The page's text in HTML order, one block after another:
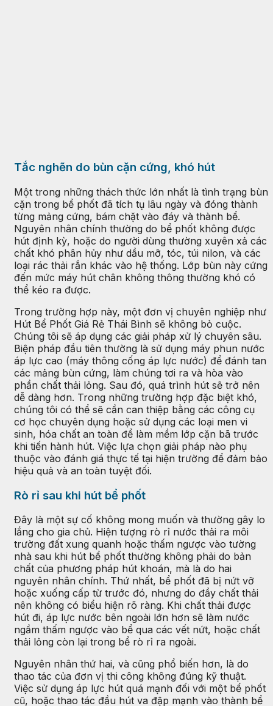
Tắc nghẽn do bùn cặn cứng, khó hút
Một trong những thách thức lớn nhất là tình trạng bùn
cặn trong bể phốt đã tích tụ lâu ngày và đóng thành
từng mảng cứng, bám chặt vào đáy và thành bể.
Nguyên nhân chính thường do bể phốt không được
hút định kỳ, hoặc do người dùng thường xuyên xả các
chất khó phân hủy như dầu mỡ, tóc, túi nilon, và các
loại rác thải rắn khác vào hệ thống. Lớp bùn này cứng
đến mức máy hút chân không thông thường khó có
thể kéo ra được.
Trong trường hợp này, một đơn vị chuyên nghiệp như
Hút Bể Phốt Giá Rẻ Thái Bình sẽ không bỏ cuộc.
Chúng tôi sẽ áp dụng các giải pháp xử lý chuyên sâu.
Biện pháp đầu tiên thường là sử dụng máy phun nước
áp lực cao (máy thông cống áp lực nước) để đánh tan
các mảng bùn cứng, làm chúng tơi ra và hòa vào
phần chất thải lỏng. Sau đó, quá trình hút sẽ trở nên
dễ dàng hơn. Trong những trường hợp đặc biệt khó,
chúng tôi có thể sẽ cần can thiệp bằng các công cụ
cơ học chuyên dụng hoặc sử dụng các loại men vi
sinh, hóa chất an toàn để làm mềm lớp cặn bã trước
khi tiến hành hút. Việc lựa chọn giải pháp nào phụ
thuộc vào đánh giá thực tế tại hiện trường để đảm bảo
hiệu quả và an toàn tuyệt đối.
Rò rỉ sau khi hút bể phốt
Đây là một sự cố không mong muốn và thường gây lo
lắng cho gia chủ. Hiện tượng rò rỉ nước thải ra môi
trường đất xung quanh hoặc thấm ngược vào tường
nhà sau khi hút bể phốt thường không phải do bản
chất của phương pháp hút khoán, mà là do hai
nguyên nhân chính. Thứ nhất, bể phốt đã bị nứt vỡ
hoặc xuống cấp từ trước đó, nhưng do đầy chất thải
nên không có biểu hiện rõ ràng. Khi chất thải được
hút đi, áp lực nước bên ngoài lớn hơn sẽ làm nước
ngầm thấm ngược vào bể qua các vết nứt, hoặc chất
thải lỏng còn lại trong bể rò rỉ ra ngoài.
Nguyên nhân thứ hai, và cũng phổ biến hơn, là do
thao tác của đơn vị thi công không đúng kỹ thuật.
Việc sử dụng áp lực hút quá mạnh đối với một bể phốt
cũ, hoặc thao tác đầu hút va đập mạnh vào thành bể